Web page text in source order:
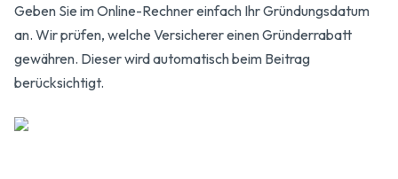
Geben Sie im Online-Rechner einfach Ihr Gründungsdatum
an. Wir prüfen, welche Versicherer einen Gründerrabatt
gewähren. Dieser wird automatisch beim Beitrag
berücksichtigt.